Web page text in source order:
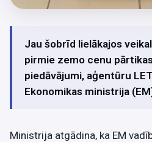
Jau šobrīd lielākajos
pirmie zemo cenu
piedāvājumi, aģentūru
Ekonomikas ministrija
Ministrija atgādina, ka EM